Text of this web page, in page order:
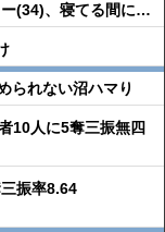
ー(34)、寝てる間に…
られない沼ハマり
10人に5奪三振無四
振率8.64